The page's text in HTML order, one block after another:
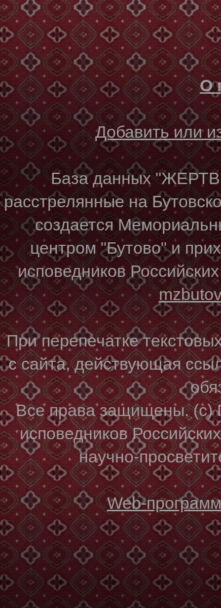
О
Добавить или
База данных
расстрелянные на
создается
центром "Бутово" и
исповедников
При перепечатке
с сайта, действующая
Все права защищены. (с)
исповедников
научно-
Web-